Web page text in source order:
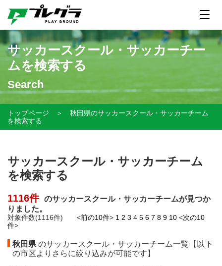
サッカースクール・サッカーチー
ムを検索する
Search
トップページ ＞
秋田県のサッカースクール・サッカーチーム
を検索する
サッカースクール・サッカーチーム
を検索する
1116件 のサッカースクール・サッカーチームが見つか
りました。
対象件数(1116件) <前の10件> 1 2 3 4 5 6 7 8 9 10 <次の10
件>
秋田県 のサッカースクール・サッカーチーム一覧【以下
の市区よりさらに絞り込みが可能です】